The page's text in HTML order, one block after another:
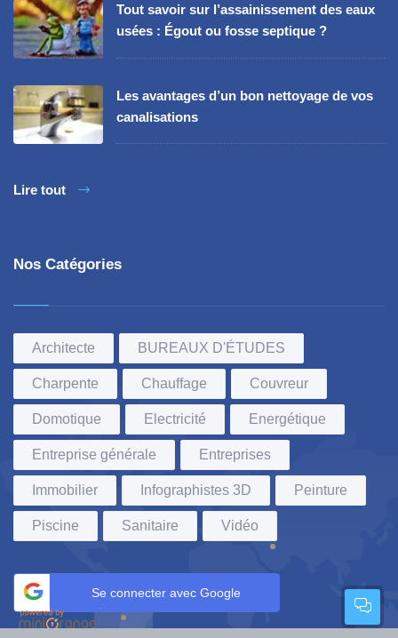
Tout savoir sur l’assainissement des eaux
usées : Égout ou fosse septique ?
Les avantages d’un bon nettoyage de vos
canalisations
Lire tout
Nos Catégories
Architecte BUREAUX D'ÉTUDES
Charpente Chauffage Couvreur
Domotique Electricité Energétique
Entreprise générale Entreprises
Immobilier Infographistes 3D Peinture
Piscine Sanitaire Vidéo
Se connecter avec Google